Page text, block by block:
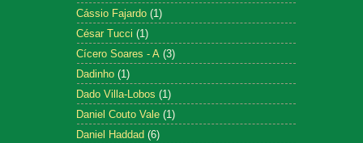
Cássio Fajardo (1)
César Tucci (1)
Cícero Soares - A (3)
Dadinho (1)
Dado Villa-Lobos (1)
Daniel Couto Vale (1)
Daniel Haddad (6)